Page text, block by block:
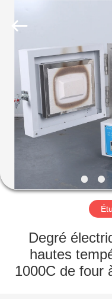
MAISON
PRODUITS
DE
NOUS
VISITE
D'USINE
Technology
Degré
hautes
1000C de four